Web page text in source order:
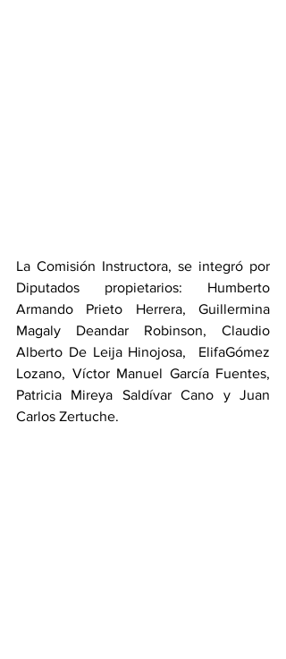
La Comisión Instructora, se integró por
Diputados propietarios: Humberto
Armando Prieto Herrera, Guillermina
Magaly Deandar Robinson, Claudio
Alberto De Leija Hinojosa,  ElifaGómez
Lozano, Víctor Manuel García Fuentes,
Patricia Mireya Saldívar Cano y Juan
Carlos Zertuche.